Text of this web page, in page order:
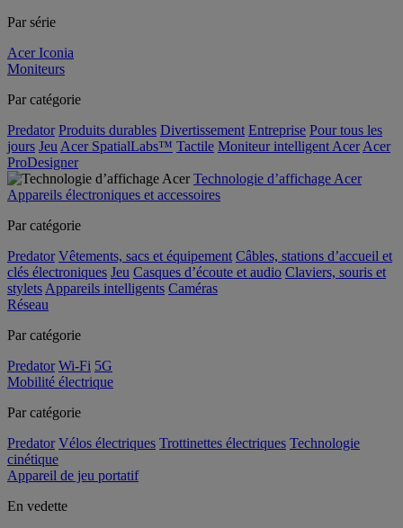
Par série
Acer Iconia
Moniteurs
Par catégorie
Predator Produits durables Divertissement Entreprise Pour tous les
jours Jeu Acer SpatialLabs™ Tactile Moniteur intelligent Acer Acer
ProDesigner
Technologie d’affichage Acer
Appareils électroniques et accessoires
Par catégorie
Predator Vêtements, sacs et équipement Câbles, stations d’accueil et
clés électroniques Jeu Casques d’écoute et audio Claviers, souris et
stylets Appareils intelligents Caméras
Réseau
Par catégorie
Predator Wi-Fi 5G
Mobilité électrique
Par catégorie
Predator Vélos électriques Trottinettes électriques Technologie
cinétique
Appareil de jeu portatif
En vedette